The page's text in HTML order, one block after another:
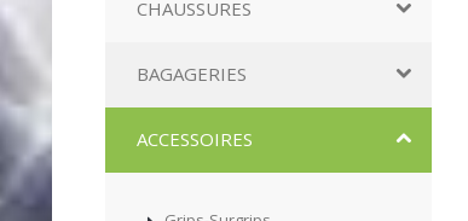
CHAUSSURES
BAGAGERIES
ACCESSOIRES